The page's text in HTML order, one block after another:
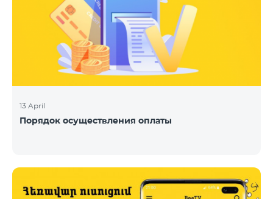
13 April
Порядок осуществления оплаты